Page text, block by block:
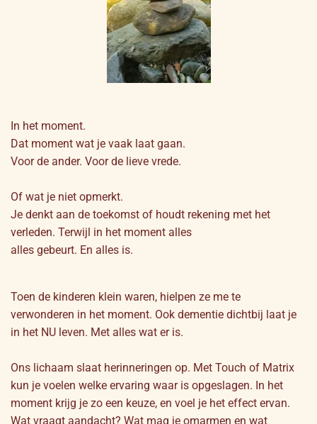
In het moment.
Dat moment wat je vaak laat gaan.
Voor de ander. Voor de lieve vrede.
Of wat je niet opmerkt.
Je denkt aan de toekomst of houdt rekening met het
verleden. Terwijl in het moment alles
alles gebeurt. En alles is.
Toen de kinderen klein waren, hielpen ze me te
verwonderen in het moment. Ook dementie dichtbij laat je
in het NU leven. Met alles wat er is.
Ons lichaam slaat herinneringen op. Met Touch of Matrix
kun je voelen welke ervaring waar is opgeslagen. In het
moment krijg je zo een keuze, en voel je het effect ervan.
Wat vraagt aandacht? Wat mag je omarmen en wat